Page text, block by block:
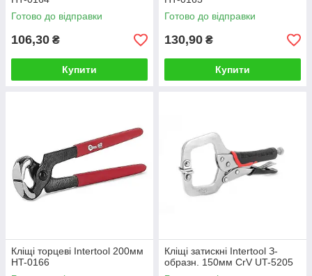
Готово до відправки
106,30 ₴
Купити
Готово до відправки
130,90 ₴
Купити
Кліщі торцеві Intertool 200мм
HT-0166
Кліщі затискні Intertool З-
образн. 150мм CrV UT-5205